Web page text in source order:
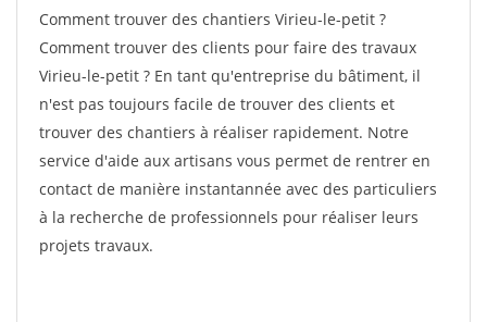
Comment trouver des chantiers Virieu-le-petit ?
Comment trouver des clients pour faire des travaux
Virieu-le-petit ? En tant qu'entreprise du bâtiment, il
n'est pas toujours facile de trouver des clients et
trouver des chantiers à réaliser rapidement. Notre
service d'aide aux artisans vous permet de rentrer en
contact de manière instantannée avec des particuliers
à la recherche de professionnels pour réaliser leurs
projets travaux.